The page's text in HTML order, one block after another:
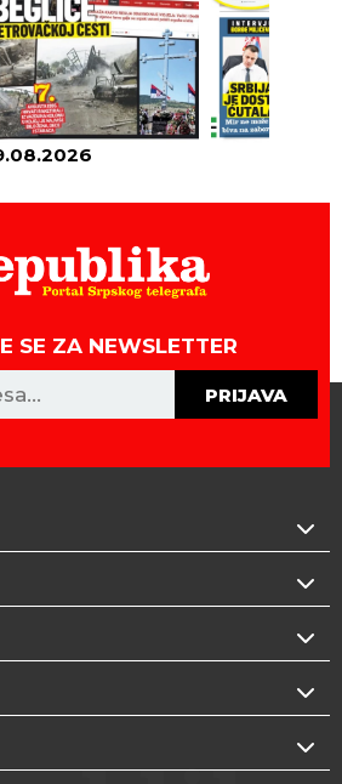
SE ZA NEWSLETTER
PRIJAVA